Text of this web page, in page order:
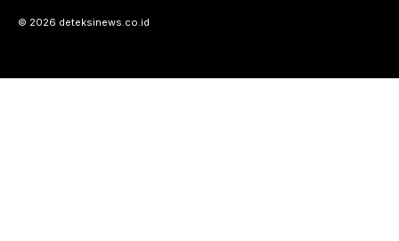
© 2026 deteksinews.co.id